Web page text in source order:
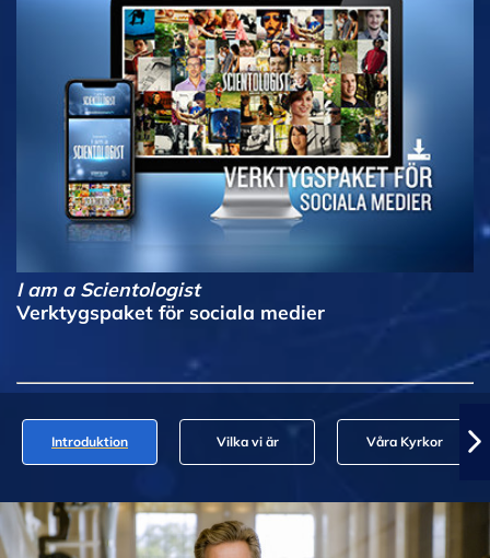
I am a Scientologist
Verktygspaket för sociala medier
Introduktion Vilka vi är Våra Kyrkor